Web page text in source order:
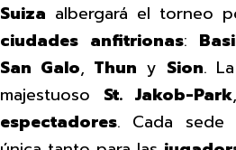
Suiza albergará el torneo
ciudades anfitrionas:
San Galo, Thun y Sion. La
majestuoso St. Jakob-Park
espectadores. Cada sede